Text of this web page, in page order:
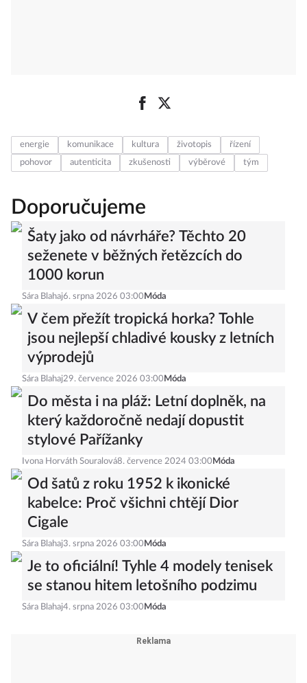
energie komunikace kultura životopis
řízení
pohovor
autenticita zkušenosti výběrové tým
Doporučujeme
Šaty jako od návrháře? Těchto 20
seženete v běžných řetězcích do
1000 korun
Sára Blahaj6. srpna 2026 03:00 Móda
V čem přežít tropická horka? Tohle
jsou nejlepší chladivé kousky z letních
výprodejů
Sára Blahaj29. července 2026 03:00 Móda
Do města i na pláž: Letní doplněk, na
který každoročně nedají dopustit
stylové Pařížanky
Ivona Horváth Souralová8. července 2024 03:00 Móda
Od šatů z roku 1952 k ikonické
kabelce: Proč všichni chtějí Dior
Cigale
Sára Blahaj3. srpna 2026 03:00 Móda
Je to oficiální! Tyhle 4 modely tenisek
se stanou hitem letošního podzimu
Sára Blahaj4. srpna 2026 03:00 Móda